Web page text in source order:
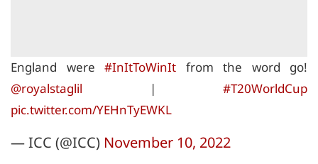
England were #InItToWinIt from the word go!
@royalstaglil | #T20WorldCup
pic.twitter.com/YEHnTyEWKL
— ICC (@ICC) November 10, 2022